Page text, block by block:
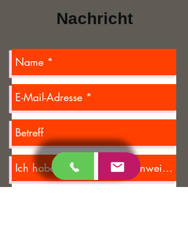
Nachricht